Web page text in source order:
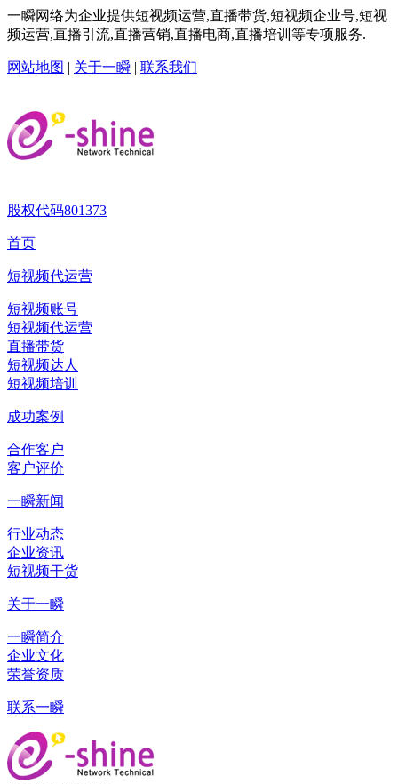
一瞬网络为企业提供短视频运营,直播带货,短视频企业号,短视
频运营,直播引流,直播营销,直播电商,直播培训等专项服务.
网站地图 | 关于一瞬 | 联系我们
股权代码801373
首页
短视频代运营
短视频账号
短视频代运营
直播带货
短视频达人
短视频培训
成功案例
合作客户
客户评价
一瞬新闻
行业动态
企业资讯
短视频干货
关于一瞬
一瞬简介
企业文化
荣誉资质
联系一瞬